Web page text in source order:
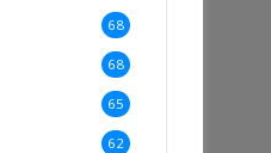
68
68
65
62